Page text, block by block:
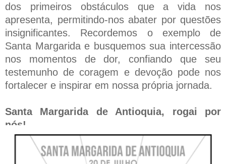
dos primeiros obstáculos que a vida nos
apresenta, permitindo-nos abater por questões
insignificantes. Recordemos o exemplo de
Santa Margarida e busquemos sua intercessão
nos momentos de dor, confiando que seu
testemunho de coragem e devoção pode nos
fortalecer e inspirar em nossa própria jornada.
Santa Margarida de Antioquia, rogai por
nós!